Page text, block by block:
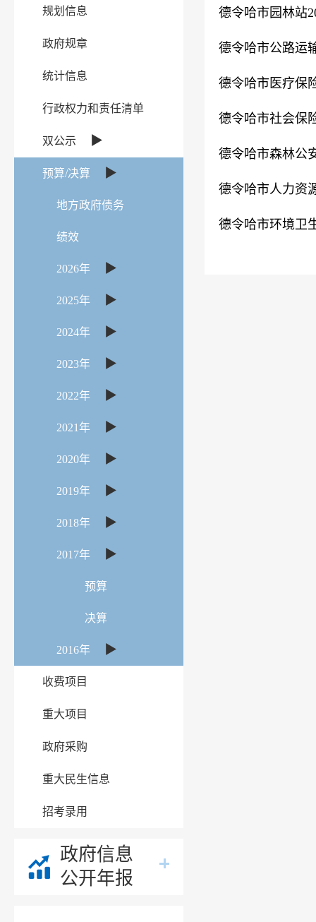
规划信息
政府规章
统计信息
行政权力和责任清单
双公示 ▶
预算/决算 ▶
地方政府债务
绩效
2026年 ▶
2025年 ▶
2024年 ▶
2023年 ▶
2022年 ▶
2021年 ▶
2020年 ▶
2019年 ▶
2018年 ▶
2017年 ▶
预算
决算
2016年 ▶
收费项目
重大项目
政府采购
重大民生信息
招考录用
政府信息
公开年报
德令哈市园林站
德令哈市公路运
德令哈市医疗保
德令哈市社会保
德令哈市森林公
德令哈市人力资
德令哈市环境卫